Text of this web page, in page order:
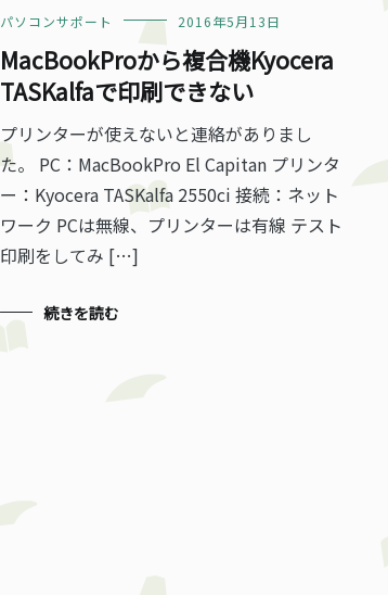
パソコンサポート 2016年5月13日
MacBookProから複合機Kyocera
TASKalfaで印刷できない
プリンターが使えないと連絡がありまし
た。 PC：MacBookPro El Capitan プリンタ
ー：Kyocera TASKalfa 2550ci 接続：ネット
ワーク PCは無線、プリンターは有線 テスト
印刷をしてみ […]
続きを読む